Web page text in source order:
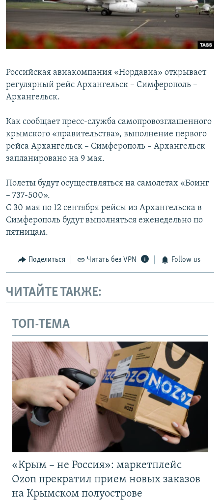
ПОБЕДИТЕЛЕЙ НЕ СУДЯТ?
КРЫМ.НЕПОКОРЕННЫЙ
ELIFBE
ПРИСОЕДИНЯЙТЕСЬ!
Все сайты RFE/RL
Российская авиакомпания «Нордавиа» открывает
регулярный рейс Архангельск – Симферополь –
Архангельск.
Как сообщает пресс-служба самопровозглашенного
крымского «правительства», выполнение первого
рейса Архангельск – Симферополь – Архангельск
запланировано на 9 мая.
Полеты будут осуществляться на самолетах «Боинг
– 737-500».
С 30 мая по 12 сентября рейсы из Архангельска в
Симферополь будут выполняться еженедельно по
пятницам.
Поделиться Читать без VPN Follow us
ЧИТАЙТЕ ТАКЖЕ:
ТОП-ТЕМА
«Крым – не Россия»: маркетплейс
Ozon прекратил прием новых заказов
на Крымском полуострове